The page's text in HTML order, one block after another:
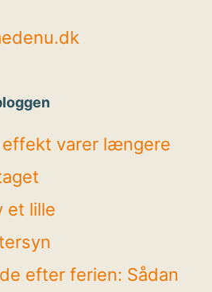
effekt varer længere
et lille
efter ferien: Sådan